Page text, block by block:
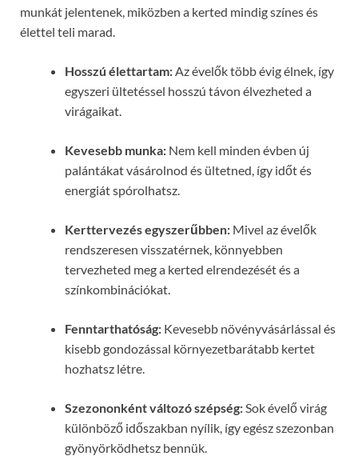
munkát jelentenek, miközben a kerted mindig színes és
élettel teli marad.
Hosszú élettartam:Az évelők több évig élnek, így
egyszeri ültetéssel hosszú távon élvezheted a
virágaikat.
Kevesebb munka: Nem kell minden évben új
palántákat vásárolnod és ültetned, így időt és
energiát spórolhatsz.
Kerttervezés egyszerűbben: Mivel az évelők
rendszeresen visszatérnek, könnyebben
tervezheted meg a kerted elrendezését és a
színkombinációkat.
Fenntarthatóság: Kevesebb növényvásárlással és
kisebb gondozással környezetbarátabb kertet
hozhatsz létre.
Szezononként változó szépség:Sok évelő virág
különböző időszakban nyílik, így egész szezonban
gyönyörködhetsz bennük.